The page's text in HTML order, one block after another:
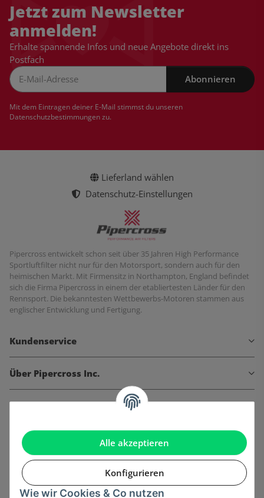
Alle akzeptieren
Konfigurieren
Wie wir Cookies & Co nutzen
Jetzt zum Newsletter
anmelden!
Erhalte spannende Infos und neue Angebote direkt ins
Postfach
Abonnieren
Mit dem Eintragen deiner E-Mail stimmst du unseren
Datenschutzbestimmungenzu.
Lieferland wählen
Datenschutz-Einstellungen
Pipercross entwickelt schon seit über 35 Jahren High Performance
Sportluftfilter nicht nur für den Motorsport, sondern auch für den
heimischen Markt. Mit Firmensitz in Northampton, England befindet
sich die Firma Pipercross in einem der etabliertesten Länder für den
Rennsport. Die bekanntesten Wettbewerbs-Motoren stammen aus
englischer Entwicklung und Fertigung.
Kundenservice
Über Pipercross Inc.
Informationen
Gesetzliche Informationen